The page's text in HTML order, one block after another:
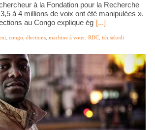
à la Fondation pour la Recherche
à 4 millions de voix ont été manipulées ».
au Congo explique ég [...]
congo élections machine à voter RDC tshisekedi